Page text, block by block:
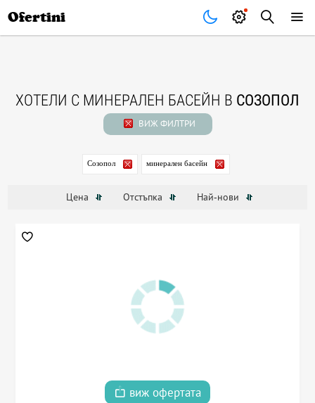
Ofertini
ХОТЕЛИ С МИНЕРАЛЕН БАСЕЙН В СОЗОПОЛ
ВИЖ ФИЛТРИ
Созопол минерален басейн
Цена Отстъпка Най-нови
виж офертата